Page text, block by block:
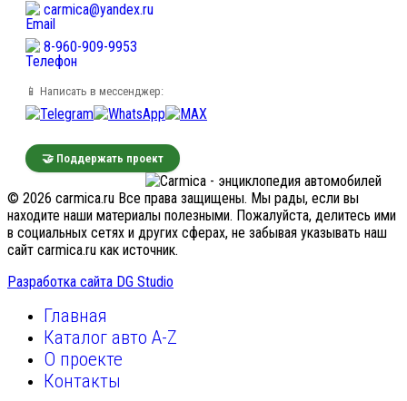
carmica@yandex.ru
8-960-909-9953
📱 Написать в мессенджер:
🤝 Поддержать проект
© 2026 carmica.ru Все права защищены. Мы рады, если вы
находите наши материалы полезными. Пожалуйста, делитесь ими
в социальных сетях и других сферах, не забывая указывать наш
сайт carmica.ru как источник.
Разработка сайта DG Studio
Главная
Каталог авто A-Z
О проекте
Контакты